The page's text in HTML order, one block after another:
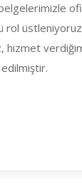
rol
hizmet